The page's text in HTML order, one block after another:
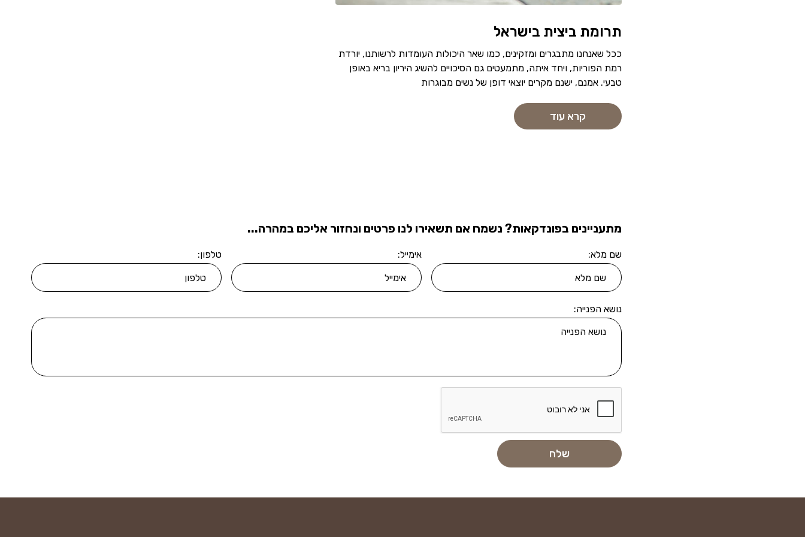
תרומת ביצית בישראל
ככל שאנחנו מתבגרים ומזקינים, כמו שאר היכולות העומדות לרשותנו, יורדת
רמת הפוריות, ויחד איתה, מתמעטים גם הסיכויים להשיג היריון בריא באופן
טבעי. אמנם, ישנם מקרים יוצאי דופן של נשים מבוגרות
קרא עוד
מתעניינים בפונדקאות? נשמח אם תשאירו לנו פרטים ונחזור אליכם במהרה...
שם מלא: אימייל: טלפון:
נושא הפנייה: